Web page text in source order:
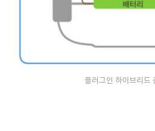
플러그인 하이브리드